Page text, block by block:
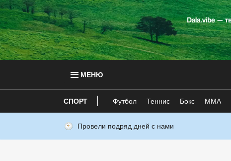
МЕНЮ
СПОРТ Футбол Теннис Бокс ММА
Провели подряд дней с нами